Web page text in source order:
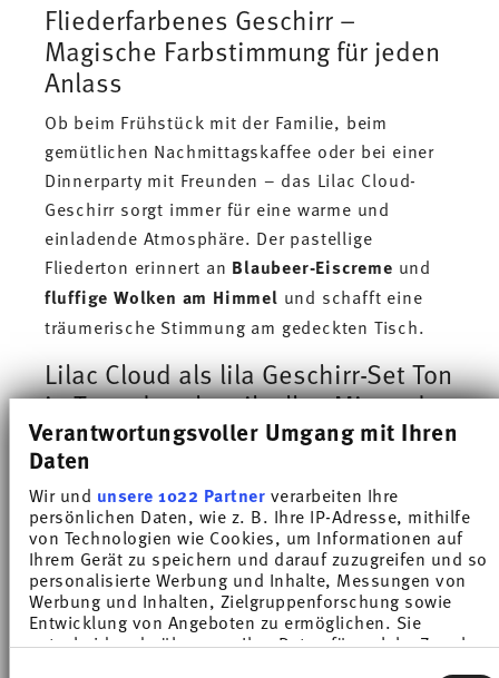
Verantwortungsvoller Umgang mit Ihren
Daten
Wir und unsere 1022 Partnerverarbeiten Ihre
persönlichen Daten, wie z. B. Ihre IP-Adresse, mithilfe
von Technologien wie Cookies, um Informationen auf
Ihrem Gerät zu speichern und darauf zuzugreifen und so
personalisierte Werbung und Inhalte, Messungen von
Werbung und Inhalten, Zielgruppenforschung sowie
Entwicklung von Angeboten zu ermöglichen. Sie
entscheiden darüber, wer Ihre Daten für welche Zwecke
Fliederfarbenes Geschirr –
Magische Farbstimmung für jeden
Anlass
Ob beim Frühstück mit der Familie, beim
gemütlichen Nachmittagskaffee oder bei einer
Dinnerparty mit Freunden – das Lilac Cloud-
Geschirr sorgt immer für eine warme und
einladende Atmosphäre. Der pastellige
Fliederton erinnert an Blaubeer-Eiscreme und
fluffige Wolken am Himmel und schafft eine
träumerische Stimmung am gedeckten Tisch.
Lilac Cloud als lila Geschirr-Set Ton
in Ton oder als stilvolles Mix and
Match
Ob Ton in Ton als harmonisches Geschirrset
oder als individuelles Mix and Match mit den
anderen Farblinien von Thomas Tric – das
fliederfarbene Porzellan-Geschirr lässt Raum für
verspielte Farbkombinationen oder ein
harmonischesGeschirrservice in Pastell-Lila
Mutige Interior-Fans kommen mit